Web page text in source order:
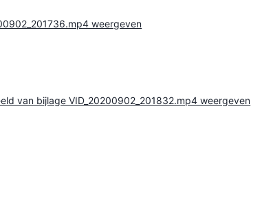
weergeven
van bijlage VID_20200902_201832.mp4 weergeven